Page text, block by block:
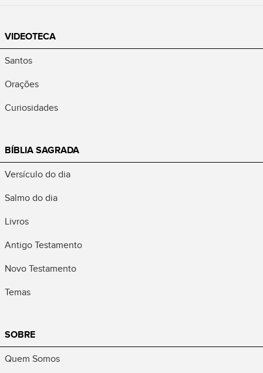
VIDEOTECA
Santos
Orações
Curiosidades
BÍBLIA SAGRADA
Versículo do dia
Salmo do dia
Livros
Antigo Testamento
Novo Testamento
Temas
SOBRE
Quem Somos